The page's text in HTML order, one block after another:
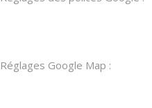
Réglages Google Map :